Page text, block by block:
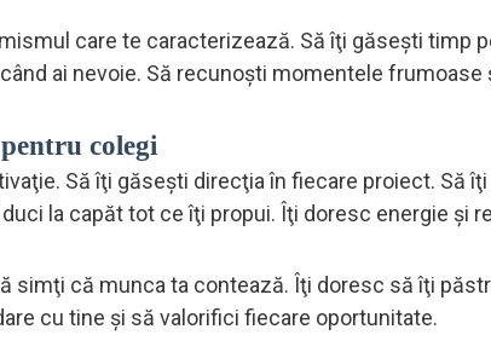
care te caracterizează. Să îţi găseşti timp
ai nevoie. Să recunoşti momentele frumoase
colegi
Să îţi găseşti direcţia în fiecare proiect. Să
la capăt tot ce îţi propui. Îţi doresc energie şi
simţi că munca ta contează. Îţi doresc să îţi
cu tine şi să valorifici fiecare oportunitate.